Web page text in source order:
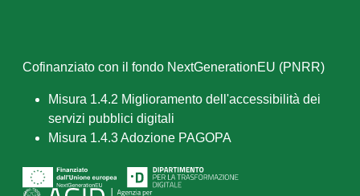
Cofinanziato con il fondo NextGenerationEU (PNRR)
Misura 1.4.2 Miglioramento dell'accessibilità dei
servizi pubblici digitali
Misura 1.4.3 Adozione PAGOPA